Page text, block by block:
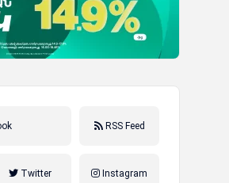
RSS Feed
Twitter Instagram